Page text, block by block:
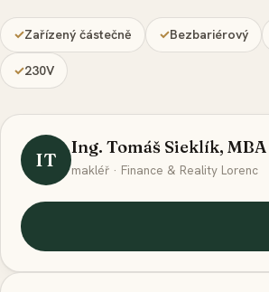
Zařízený částečně Bezbariérový
230V
IT
Ing. Tomáš Sieklík, MBA
makléř · Finance & Reality Lorenc